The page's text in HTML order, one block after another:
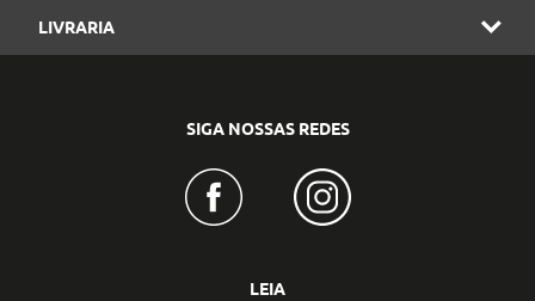
LIVRARIA
SIGA NOSSAS REDES
LEIA